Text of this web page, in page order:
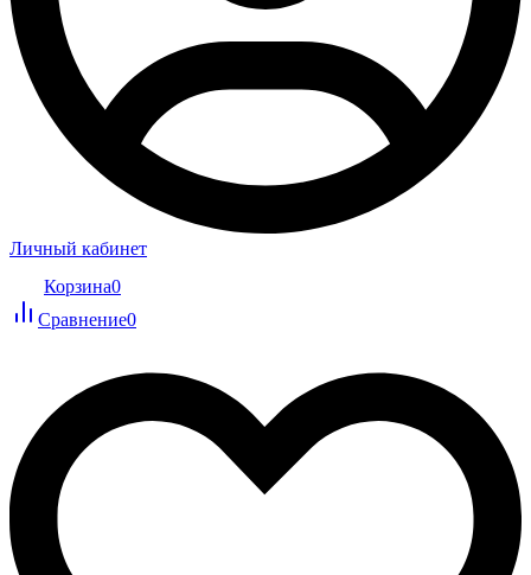
Личный кабинет
Корзина0
Сравнение0